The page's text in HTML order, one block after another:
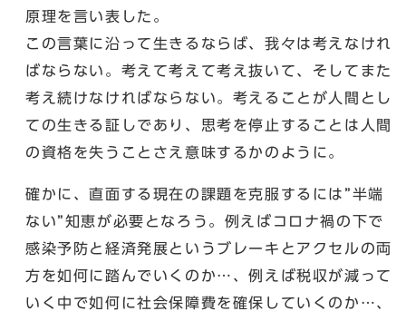
原理を言い表した。
この言葉に沿って生きるならば、我々は考えなけれ
ばならない。考えて考えて考え抜いて、そしてまた
考え続けなければならない。考えることが人間とし
ての生きる証しであり、思考を停止することは人間
の資格を失うことさえ意味するかのように。
確かに、直面する現在の課題を克服するには”半端
ない”知恵が必要となろう。例えばコロナ禍の下で
感染予防と経済発展というブレーキとアクセルの両
方を如何に踏んでいくのか…、例えば税収が減って
いく中で如何に社会保障費を確保していくのか…、